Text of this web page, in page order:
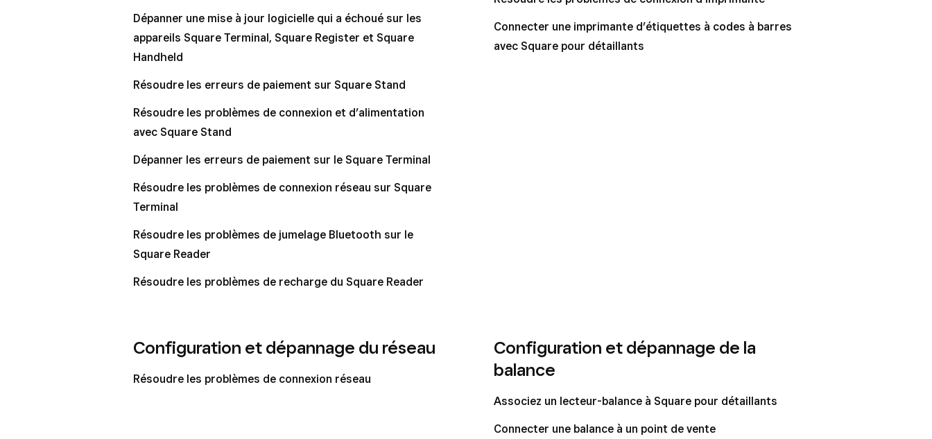
Modifier l’image de marque de Square Kiosk
Préparez-vous à la fin de vie utile du Square Terminal (1re génération, v1)
Retirer les additions des appareils non pris en charge
Dépanner une mise à jour logicielle qui a échoué sur les
appareils Square Terminal, Square Register et Square
Handheld
Résoudre les erreurs de paiement sur Square Stand
Résoudre les problèmes de connexion et d’alimentation
avec Square Stand
Dépanner les erreurs de paiement sur le Square Terminal
Résoudre les problèmes de connexion réseau sur Square
Terminal
Résoudre les problèmes de jumelage Bluetooth sur le
Square Reader
Résoudre les problèmes de recharge du Square Reader
Connecter une imprimante d’étiquettes à codes à barres
avec Square pour détaillants
Configuration et dépannage du réseau
Résoudre les problèmes de connexion réseau
Configuration et dépannage de la
balance
Associez un lecteur-balance à Square pour détaillants
Connecter une balance à un point de vente